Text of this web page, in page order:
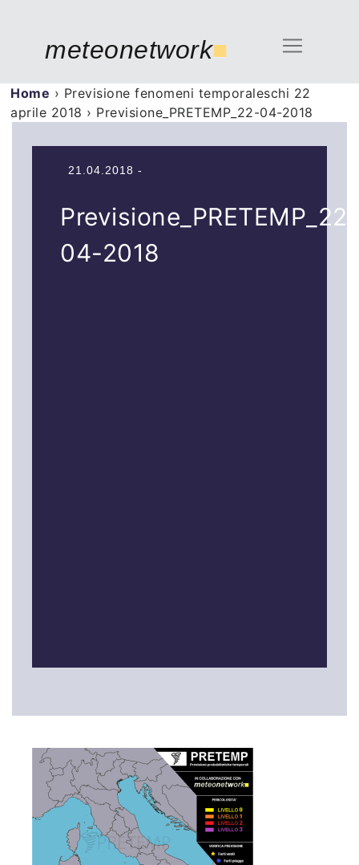
meteonetwork■
Home › Previsione fenomeni temporaleschi 22
aprile 2018 › Previsione_PRETEMP_22-04-2018
21.04.2018 -
Previsione_PRETEMP_22-
04-2018